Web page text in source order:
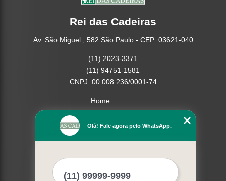
Rei das Cadeiras
Av. São Miguel , 582 São Paulo - CEP: 03621-040
(11) 2023-3371
(11) 94751-1581
CNPJ: 00.008.236/0001-74
Home
Empresa
Missão
Mapa do site
Olá! Fale agora pelo WhatsApp.